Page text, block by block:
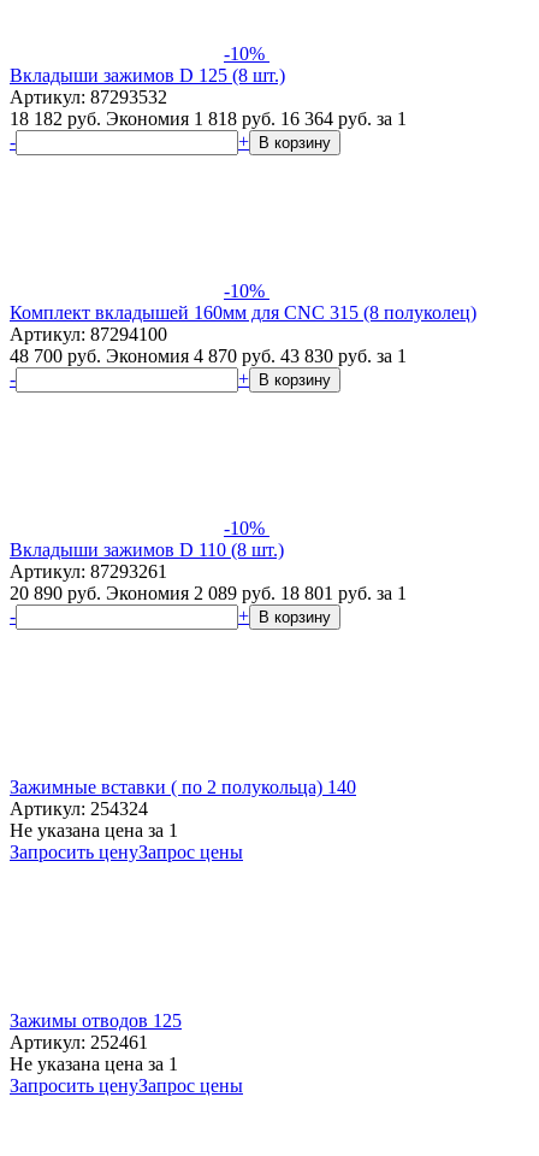
-10%
Вкладыши зажимов D 125 (8 шт.)
Артикул: 87293532
18 182 руб. Экономия 1 818 руб. 16 364 руб. за 1
-
+ В корзину
-10%
Комплект вкладышей 160мм для CNC 315 (8 полуколец)
Артикул: 87294100
48 700 руб. Экономия 4 870 руб. 43 830 руб. за 1
-
+ В корзину
-10%
Вкладыши зажимов D 110 (8 шт.)
Артикул: 87293261
20 890 руб. Экономия 2 089 руб. 18 801 руб. за 1
-
+ В корзину
Зажимные вставки ( по 2 полукольца) 140
Артикул: 254324
Не указана цена за 1
Запросить ценуЗапрос цены
Зажимы отводов 125
Артикул: 252461
Не указана цена за 1
Запросить ценуЗапрос цены